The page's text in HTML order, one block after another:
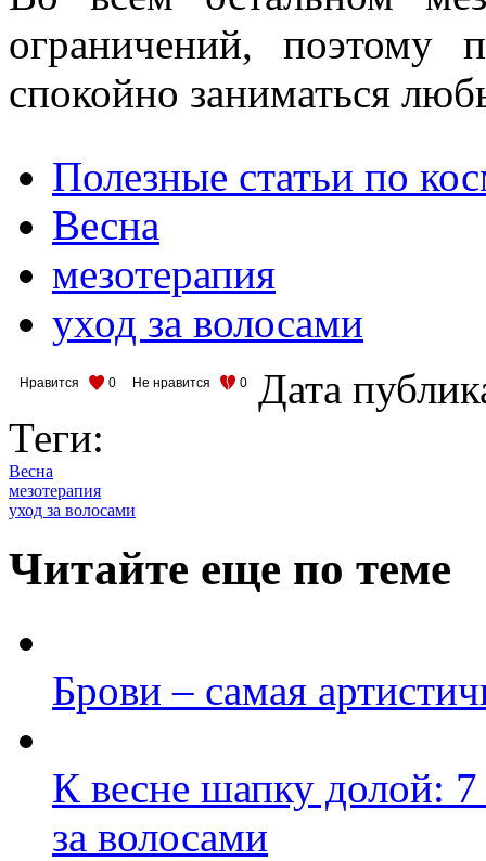
ограничений, поэтому
спокойно заниматься
Полезные статьи по
Весна
мезотерапия
уход за волосами
Нравится 0 Не нравится 0
Дата
Теги:
Весна
мезотерапия
уход за волосами
Читайте еще по теме
Брови – самая
К весне шапку долой: 7
за волосами